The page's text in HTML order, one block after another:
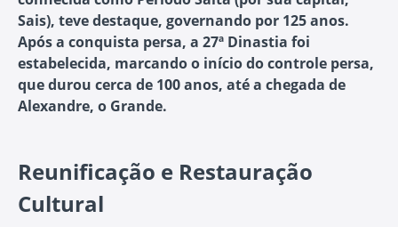
Sais), teve destaque, governando por 125 anos.
Após a conquista persa, a 27ª Dinastia foi
estabelecida, marcando o início do controle persa,
que durou cerca de 100 anos, até a chegada de
Alexandre, o Grande.
Reunificação e Restauração
Cultural